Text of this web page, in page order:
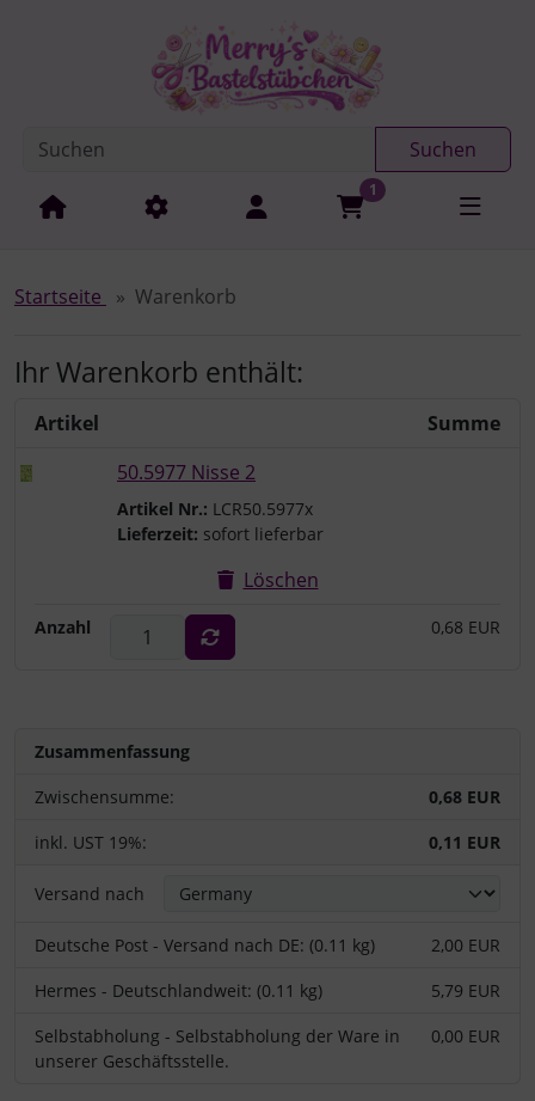
Springe zur Navigation
Suchen
1
Startseite Warenkorb
Ihr Warenkorb enthält:
Artikel
Summe
50.5977 Nisse 2
Artikel Nr.: LCR50.5977x
Lieferzeit: sofort lieferbar
Löschen
Anzahl 0,68 EUR
Zusammenfassung
Zwischensumme:
0,68 EUR
inkl. UST 19%:
0,11 EUR
Versand nach
Deutsche Post - Versand nach DE: (0.11 kg)
2,00 EUR
Hermes - Deutschlandweit: (0.11 kg)
5,79 EUR
Selbstabholung - Selbstabholung der Ware in
unserer Geschäftsstelle.
0,00 EUR